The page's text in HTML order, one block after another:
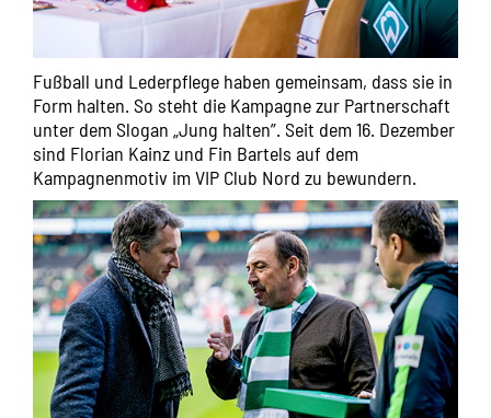
Fußball und Lederpflege haben gemeinsam, dass sie in
Form halten. So steht die Kampagne zur Partnerschaft
unter dem Slogan „Jung halten”. Seit dem 16. Dezember
sind Florian Kainz und Fin Bartels auf dem
Kampagnenmotiv im VIP Club Nord zu bewundern.